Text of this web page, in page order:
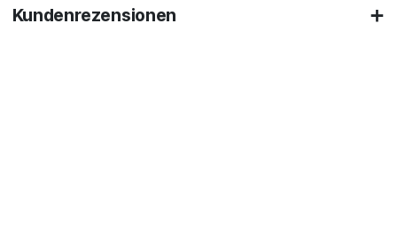
Kundenrezensionen